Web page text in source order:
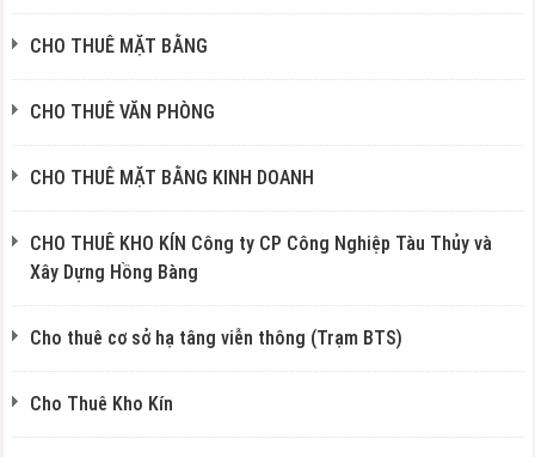
CHO THUÊ MẶT BẰNG
CHO THUÊ VĂN PHÒNG
CHO THUÊ MẶT BẰNG KINH DOANH
CHO THUÊ KHO KÍN Công ty CP Công Nghiệp Tàu Thủy và
Xây Dựng Hồng Bàng
Cho thuê cơ sở hạ tâng viễn thông (Trạm BTS)
Cho Thuê Kho Kín